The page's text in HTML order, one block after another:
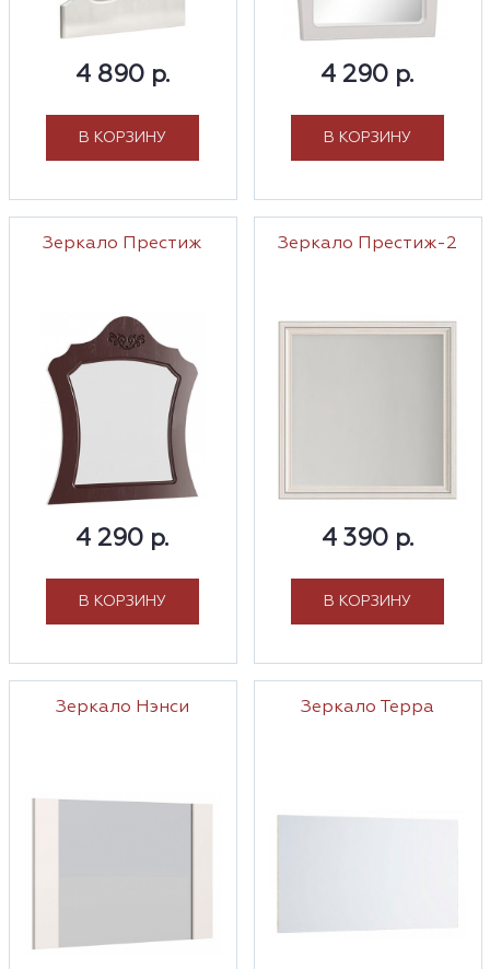
4 890 р.
В КОРЗИНУ
4 290 р.
В КОРЗИНУ
Зеркало Престиж
4 290 р.
В КОРЗИНУ
Зеркало Престиж-2
4 390 р.
В КОРЗИНУ
Зеркало Нэнси Зеркало Терра